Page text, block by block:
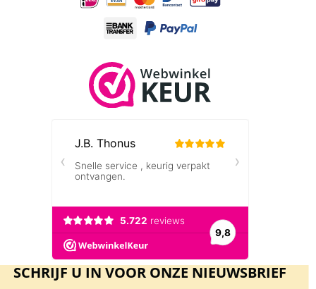
SCHRIJF U IN VOOR ONZE NIEUWSBRIEF